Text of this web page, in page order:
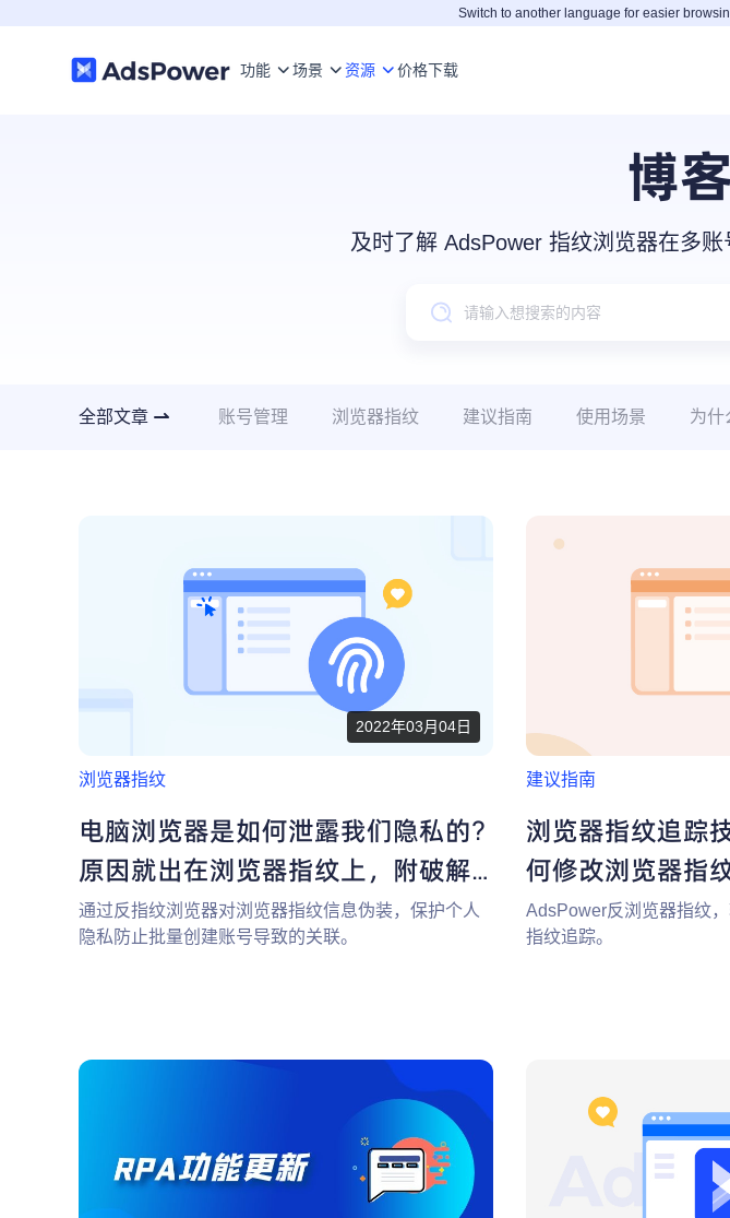
Switch to another language for easier
功能 场景 资源 价格下载
博
及时了解 AdsPower 指纹浏览器在多
全部文章 账号管理 浏览器指纹 建议指南 使用场景 为什
2022年03月04日
浏览器指纹
电脑浏览器是如何泄露我们隐私的?
原因就出在浏览器指纹上，附破解
方法
通过反指纹浏览器对浏览器指纹信息伪装，保护个人
隐私防止批量创建账号导致的关联。
建议指南
浏览器指纹追踪
何修改浏览器指
会！
AdsPower反浏览器指纹
指纹追踪。